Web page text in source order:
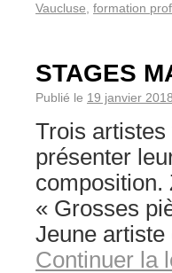
Vaucluse formation
STAGES
Publié le 19 janvier 2018
Trois artistes
présenter
composition.
« Grosses
Jeune
Continuer la